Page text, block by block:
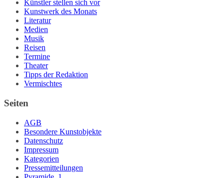
Künstler stellen sich vor
Kunstwerk des Monats
Literatur
Medien
Musik
Reisen
Termine
Theater
Tipps der Redaktion
Vermischtes
Seiten
AGB
Besondere Kunstobjekte
Datenschutz
Impressum
Kategorien
Pressemitteilungen